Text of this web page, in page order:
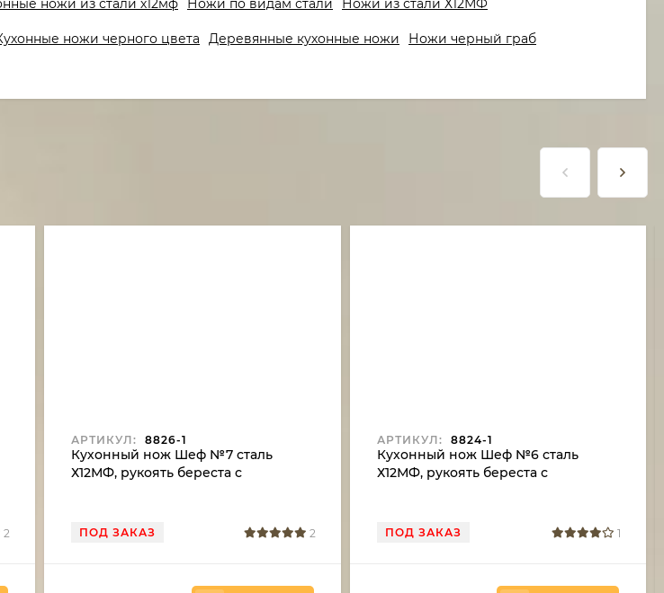
ножи из стали х12мф Ножи по видам стали Ножи из стали Х12МФ
ножи черного цвета Деревянные кухонные ножи Ножи черный граб
2
АРТИКУЛ: 8826-1
Кухонный нож Шеф №7 сталь
Х12МФ, рукоять береста с
ПОД ЗАКАЗ 2
АРТИКУЛ: 8824-1
Кухонный нож Шеф №6 сталь
Х12МФ, рукоять береста с
ПОД ЗАКАЗ 1